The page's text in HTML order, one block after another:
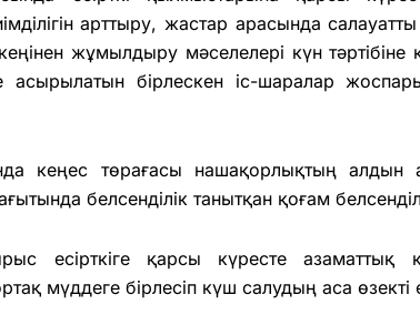
арттыру, жастар арасында
жұмылдыру мәселелері күн
асырылатын бірлескен іс-шаралар
кеңес төрағасы нашақорлықтың алдын
белсенділік танытқан қоғам
есірткіге қарсы күресте азаматтық
мүддеге бірлесіп күш салудың аса өзекті